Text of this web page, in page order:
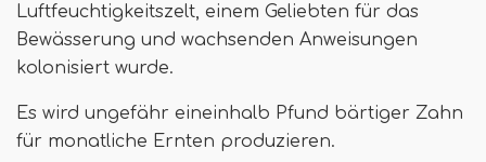
Luftfeuchtigkeitszelt, einem Geliebten für das
Bewässerung und wachsenden Anweisungen
kolonisiert wurde.
Es wird ungefähr eineinhalb Pfund bärtiger Zahn
für monatliche Ernten produzieren.